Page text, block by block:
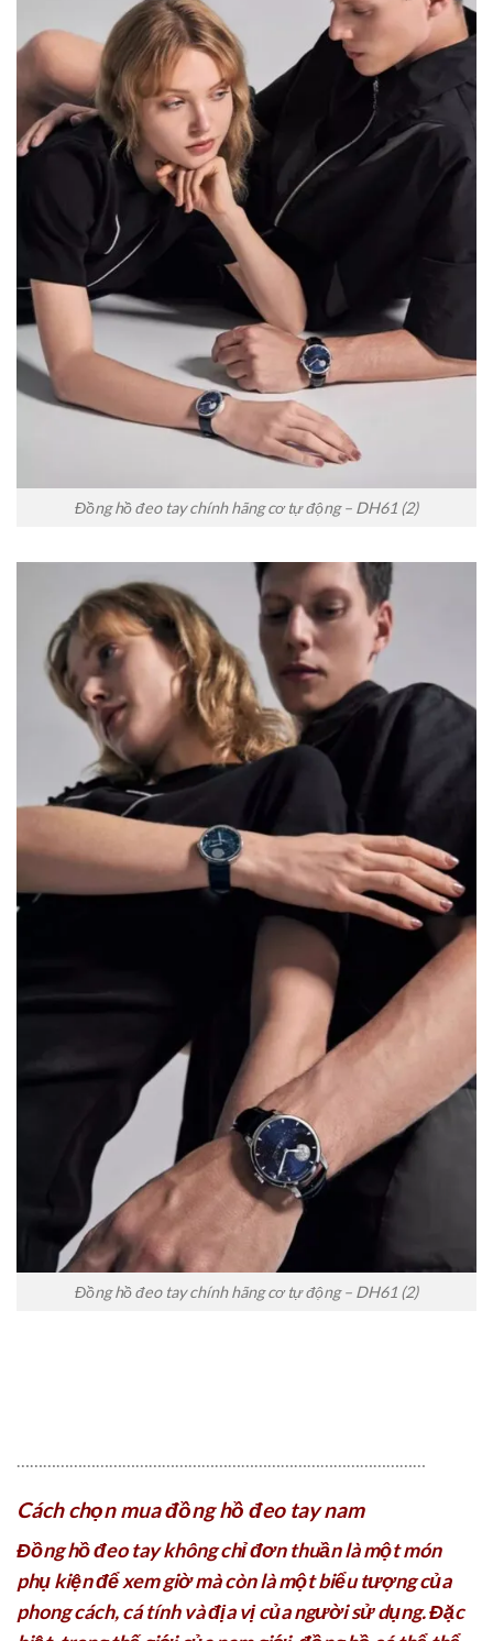
Đồng hồ đeo tay chính hãng cơ tự động – DH61 (2)
Đồng hồ đeo tay chính hãng cơ tự động – DH61 (2)
…………………………………………………………………………………
Cách chọn mua đồng hồ đeo tay nam
Đồng hồ đeo tay không chỉ đơn thuần là một món
phụ kiện để xem giờ mà còn là một biểu tượng của
phong cách, cá tính và địa vị của người sử dụng. Đặc